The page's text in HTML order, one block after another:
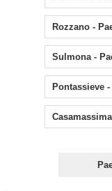
Rozzano -
Sulmona -
Pontassieve -